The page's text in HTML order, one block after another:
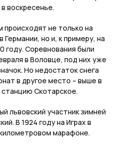
воскресенье.
происходят не только на
но и, к примеру, на
году. Соревнования были
в Воловце, под них уже
Но недостаток снега
в другое место – выше в
Скотарское.
львовский участник зимней
В 1924 году на Играх в
марафоне.